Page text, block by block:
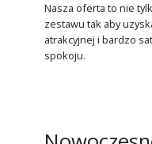
Nasza oferta to nie
zestawu tak aby
atrakcyjnej i bardzo
spokoju.